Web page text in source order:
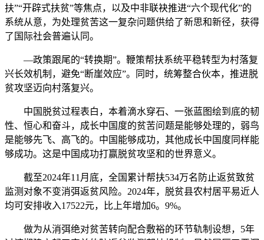
扶”“开辟式扶贫”等焦点，以及中非联袂推进“六个现代化”的
系统从意，为处理贫苦这一复杂问题供给了新思和新径，获得
了国际社会普遍认同。
—政策跟尾的“转换期”。鞭策帮扶系统平稳转型为村落复
兴长效机制，避免“断崖效应”。同时，统筹整合伙本，推进脱
贫攻坚迈向村落复兴。
中国脱贫过程表白，本着滴水穿石、一张蓝图绘到底的韧
性、恒心和奋斗，成长中国度的贫苦问题是能够处理的，弱鸟
是能够先飞、高飞的。中国能够成功，其他成长中国度同样能
够成功。这是中国成功打赢脱贫攻坚和的世界意义。
截至2024年11月底，全国累计帮扶534万名防止返贫致贫
监测对象不变消弭返贫风险。2024年，脱贫县农村居平易近人
均可安排收入17522元，比上年增加6。9%。
做为从消弭绝对贫苦转向配合敷裕的环节轨制设想，5年